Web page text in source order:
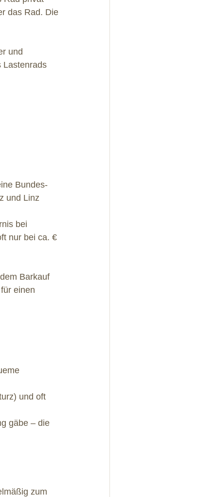
das Rad. Die
und
Lastenrads
Bundes-
und Linz
bei
nur bei ca. €
Barkauf
einen
und oft
gäbe – die
zum